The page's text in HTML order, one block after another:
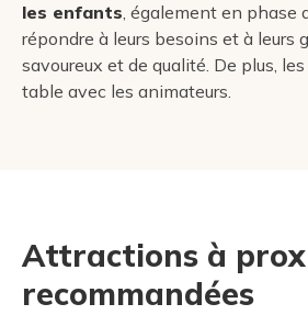
les enfants, également en phase
répondre à leurs besoins et à leurs
savoureux et de qualité. De plus,
table avec les animateurs.
Attractions à
recommandées